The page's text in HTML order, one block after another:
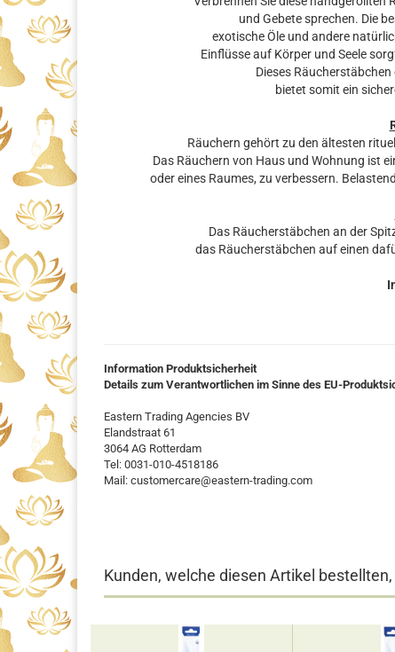
und Gebete sprechen. Die
exotische Öle und andere
Einflüsse auf Körper und Seele
Dieses
bietet somit ein
Räuchern gehört zu den ältesten
Das Räuchern von Haus und Wohnung ist
oder eines Raumes, zu verbessern.
Das Räucherstäbchen an der
das Räucherstäbchen auf einen
Information Produktsicherheit
Details zum Verantwortlichen im Sinne des EU-
Eastern Trading Agencies BV
Elandstraat 61
3064 AG Rotterdam
Tel: 0031-010-4518186
Mail: customercare@eastern-trading.com
Kunden, welche diesen Artikel